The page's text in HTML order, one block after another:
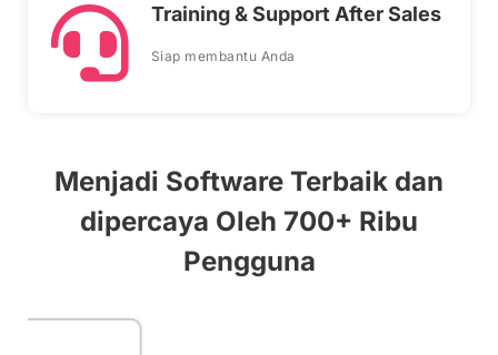
Training & Support After Sales
Siap membantu Anda
Menjadi Software Terbaik dan
dipercaya Oleh 700+ Ribu
Pengguna